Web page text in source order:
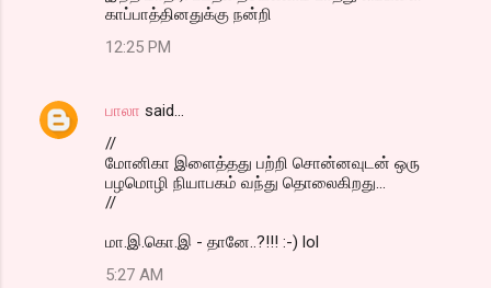
காப்பாத்தினதுக்கு நன்றி
12:25 PM
பாலா said…
//
மோனிகா இளைத்தது பற்றி சொன்னவுடன் ஒரு
பழமொழி நியாபகம் வந்து தொலைகிறது...
//
மா.இ.கொ.இ - தானே..?!!! :-) lol
5:27 AM